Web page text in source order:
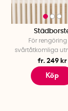
För
svårtåtkomliga
fr. 249 kr
Köp